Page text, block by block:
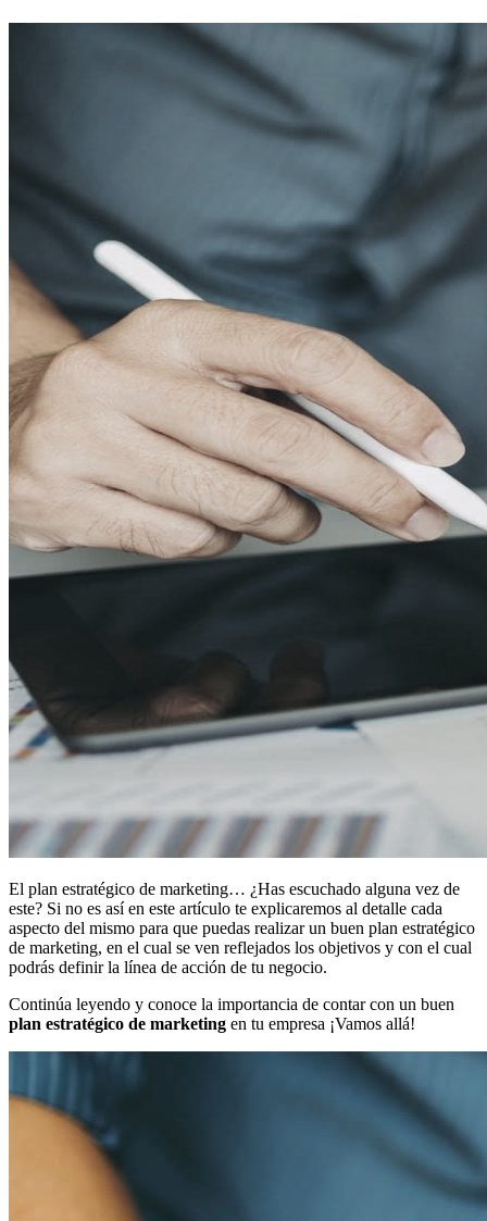
El plan estratégico de marketing… ¿Has escuchado alguna vez de
este? Si no es así en este artículo te explicaremos al detalle cada
aspecto del mismo para que puedas realizar un buen plan estratégico
de marketing, en el cual se ven reflejados los objetivos y con el cual
podrás definir la línea de acción de tu negocio.
Continúa leyendo y conoce la importancia de contar con un buen
plan estratégico de marketing en tu empresa ¡Vamos allá!